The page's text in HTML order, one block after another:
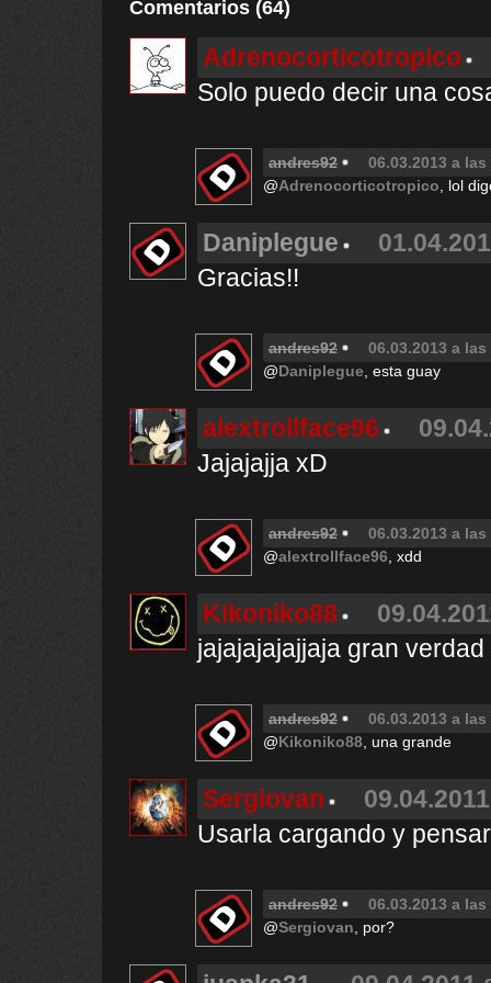
Comentarios (64)
Adrenocorticotropico
Solo puedo decir una
andres92
06.03.2013 a las
@Adrenocorticotropico , lol
Daniplegue
Gracias!!
andres92
06.03.2013 a las
@Daniplegue , esta guay
alextrollface96
Jajajajja xD
andres92
06.03.2013 a las
@alextrollface96 , xdd
Kikoniko88
jajajajajajjaja gran
andres92
06.03.2013 a las
@Kikoniko88 , una grande
Sergiovan
Usarla cargando y
andres92
06.03.2013 a las
@Sergiovan , por?